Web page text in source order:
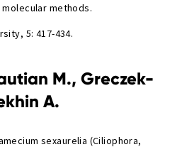
methods.
5: 417-434.
M., Greczek-
A.
sexaurelia (Ciliophora,